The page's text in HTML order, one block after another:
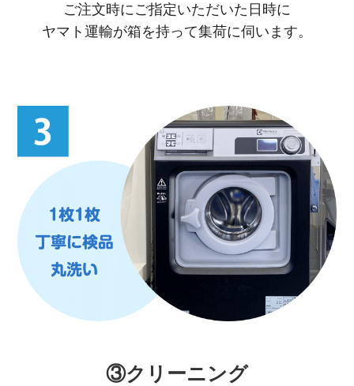
ご注文時にご指定いただいた日時に
ヤマト運輸が箱を持って集荷に伺います。
③クリーニング